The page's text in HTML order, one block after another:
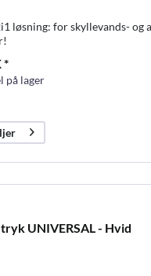
løsning: for skyllevands- og
*
på lager
UNIVERSAL - Hvid